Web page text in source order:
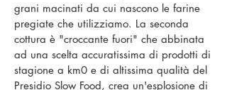
grani macinati da cui nascono le farine
pregiate che utilizziamo. La seconda
cottura è "croccante fuori" che abbinata
ad una scelta accuratissima di prodotti di
stagione a km0 e di altissima qualità del
Presidio Slow Food, crea un'esplosione di